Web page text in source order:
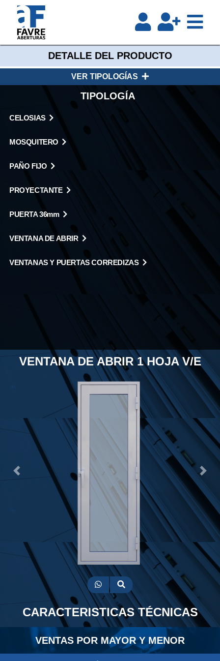
DETALLE DEL PRODUCTO
VER TIPOLOGÍAS
TIPOLOGÍA
CELOSIAS
MOSQUITERO
PAÑO FIJO
PROYECTANTE
PUERTA 36mm
VENTANA DE ABRIR
VENTANAS Y PUERTAS CORREDIZAS
VENTANA DE ABRIR 1 HOJA V/E
Previous Next
CARACTERISTICAS TÉCNICAS
VENTAS POR MAYOR Y MENOR